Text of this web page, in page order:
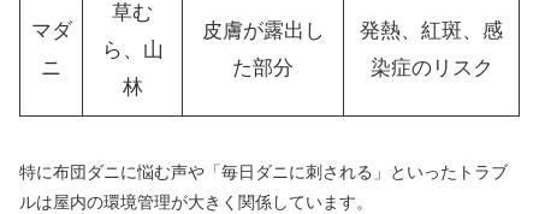
マダ
ニ
草む
ら、山
林
皮膚が露出し
た部分
発熱、紅斑、感
染症のリスク
特に布団ダニに悩む声や「毎日ダニに刺される」といったトラブ
ルは屋内の環境管理が大きく関係しています。